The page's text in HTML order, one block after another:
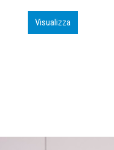
Visualizza